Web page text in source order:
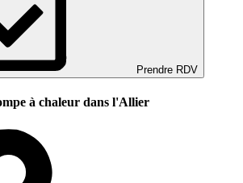
Prendre RDV
à chaleur dans l'Allier